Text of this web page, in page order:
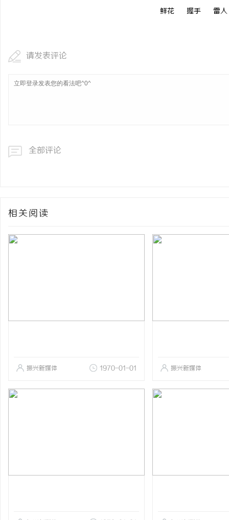
鲜花 握手 雷人
请发表评论
全部评论
相关阅读
振兴新媒体 1970-01-01 振兴新媒体